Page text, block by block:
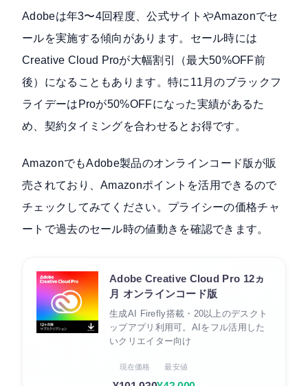
Adobeは年3〜4回程度、公式サイトやAmazonでセ
ールを実施する傾向があります。セール時には
Creative Cloud Proが大幅割引（最大50%OFF前
後）になることもあります。特に11月のブラックフ
ライデーはProが50%OFFになった実績があるた
め、契約タイミングを合わせるとお得です。
AmazonでもAdobe製品のオンラインコード版が販
売されており、Amazonポイントを活用できるので
チェックしてみてください。プライシーの価格チャ
ートで過去のセール時の値動きを確認できます。
Adobe Creative Cloud Pro 12ヵ
月 オンラインコード版
生成AI Firefly搭載・20以上のデスクト
ップアプリ利用可。AIをフル活用した
いクリエイター向け
現在価格 最安値